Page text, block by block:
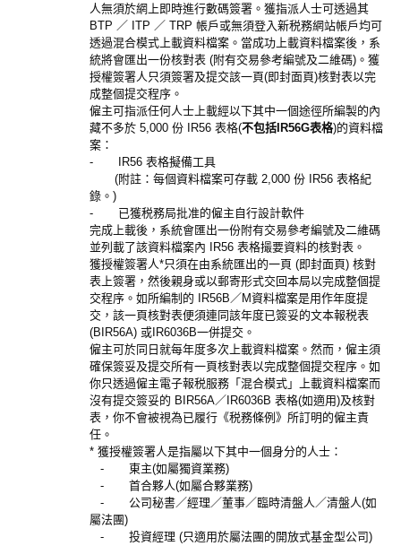
人無須於網上即時進行數碼簽署。獲指派人士可透過其
BTP ／ ITP ／ TRP 帳戶或無須登入新税務網站帳戶均可
透過混合模式上載資料檔案。當成功上載資料檔案後，系
統將會匯出一份核對表 (附有交易參考編號及二維碼)。獲
授權簽署人只須簽署及提交該一頁(即封面頁)核對表以完
成整個提交程序。
僱主可指派任何人士上載經以下其中一個途徑所編製的內
藏不多於 5,000 份 IR56 表格(不包括IR56G表格)的資料檔
案：
- IR56 表格擬備工具
(附註：每個資料檔案可存載 2,000 份 IR56 表格紀
錄。)
- 已獲税務局批准的僱主自行設計軟件
完成上載後，系統會匯出一份附有交易參考編號及二維碼
並列載了該資料檔案內 IR56 表格撮要資料的核對表。
獲授權簽署人*只須在由系統匯出的一頁 (即封面頁) 核對
表上簽署，然後親身或以郵寄形式交回本局以完成整個提
交程序。如所編制的 IR56B／M資料檔案是用作年度提
交，該一頁核對表便須連同該年度已簽妥的文本報税表
(BIR56A) 或IR6036B一併提交。
僱主可於同日就每年度多次上載資料檔案。然而，僱主須
確保簽妥及提交所有一頁核對表以完成整個提交程序。如
你只透過僱主電子報税服務「混合模式」上載資料檔案而
沒有提交簽妥的 BIR56A／IR6036B 表格(如適用)及核對
表，你不會被視為已履行《税務條例》所訂明的僱主責
任。
* 獲授權簽署人是指屬以下其中一個身分的人士：
- 東主(如屬獨資業務)
- 首合夥人(如屬合夥業務)
- 公司秘書／經理／董事／臨時清盤人／清盤人(如
屬法團)
- 投資經理 (只適用於屬法團的開放式基金型公司)